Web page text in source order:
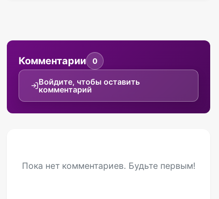
Комментарии 0
Войдите, чтобы оставить
комментарий
Пока нет комментариев. Будьте первым!